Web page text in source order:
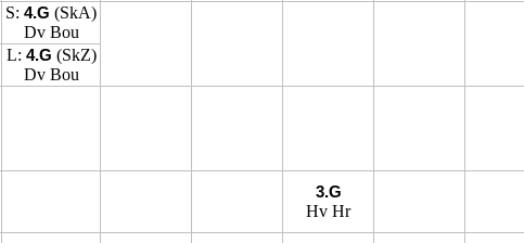
S: 4.G (SkA)
DvBou
L: 4.G (SkZ)
DvBou
3.G
Hv Hr